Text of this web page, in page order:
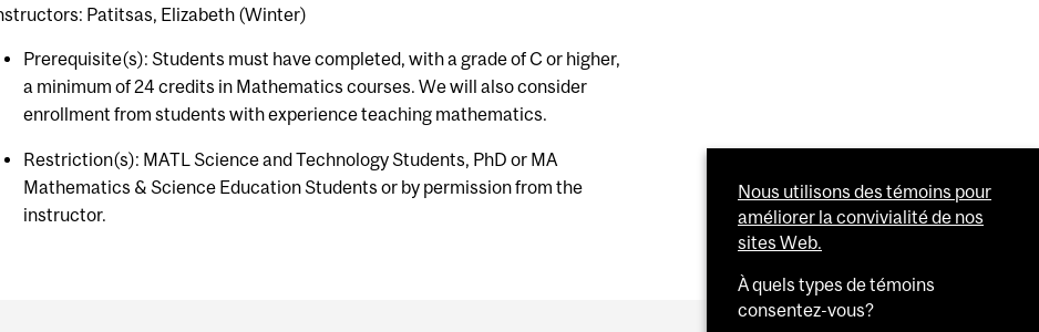
Patitsas, Elizabeth (Winter)
Prerequisite(s): Students must have completed, with a grade of C or higher,
a minimum of 24 credits in Mathematics courses. We will also consider
enrollment from students with experience teaching mathematics.
Restriction(s): MATL Science and Technology Students, PhD or MA
Mathematics & Science Education Students or by permission from the
instructor.
Nous utilisons des témoins pour
améliorer la convivialité de nos
sites Web.
À quels types de témoins
consentez-vous?